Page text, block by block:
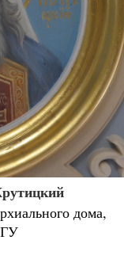
дома,